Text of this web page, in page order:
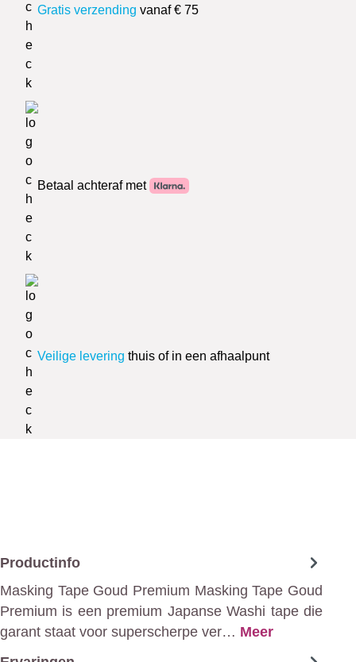
Gratis verzending vanaf € 75
Betaal achteraf met
Veilige levering thuis of in een afhaalpunt
Productinfo
Masking Tape Goud Premium Masking Tape Goud
Premium is een premium Japanse Washi tape die
garant staat voor superscherpe ver… Meer